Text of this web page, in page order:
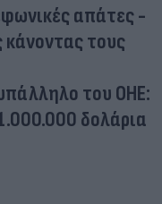
απάτες -
τους
του ΟΗΕ:
δολάρια